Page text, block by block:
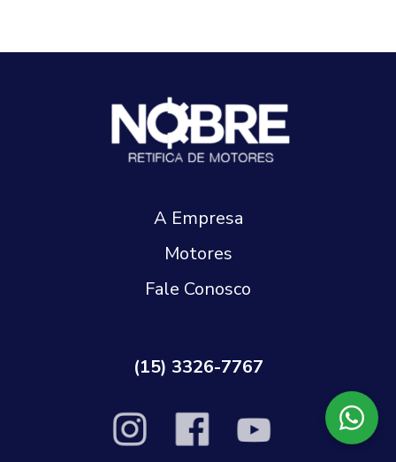
A Empresa
Motores
Fale Conosco
(15) 3326-7767